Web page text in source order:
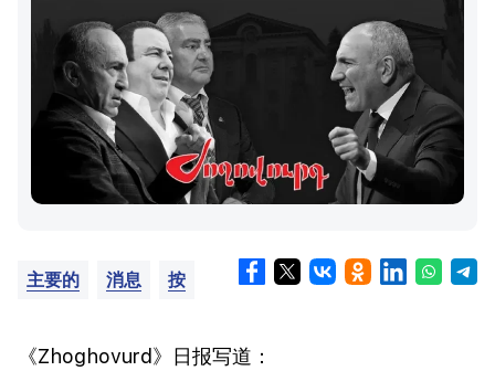
主要的 消息 按
《Zhoghovurd》日报写道：